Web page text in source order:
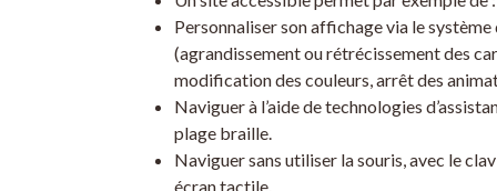
Personnaliser son affichage via le
(agrandissement ou rétrécissement des
modification des couleurs, arrêt des
Naviguer à l’aide de technologies
plage braille.
Naviguer sans utiliser la souris, avec le
écran tactile.